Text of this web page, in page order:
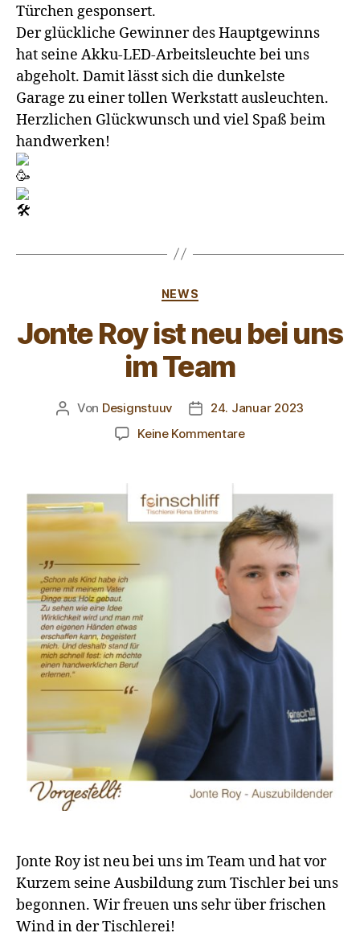
Türchen gesponsert.
Der glückliche Gewinner des Hauptgewinns
hat seine Akku-LED-Arbeitsleuchte bei uns
abgeholt. Damit lässt sich die dunkelste
Garage zu einer tollen Werkstatt ausleuchten.
Herzlichen Glückwunsch und viel Spaß beim
handwerken!
NEWS
Jonte Roy ist neu bei uns
im Team
Von Designstuuv
24. Januar 2023
Keine Kommentare
Jonte Roy ist neu bei uns im Team und hat vor
Kurzem seine Ausbildung zum Tischler bei uns
begonnen. Wir freuen uns sehr über frischen
Wind in der Tischlerei!